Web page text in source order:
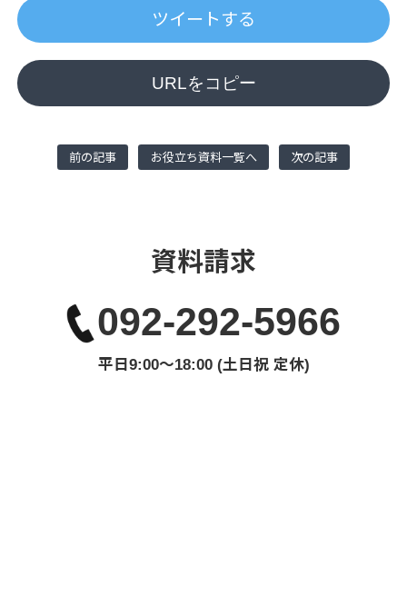
ツイートする
URLをコピー
前の記事 お役立ち資料一覧へ 次の記事
資料請求
092-292-5966
平日9:00〜18:00 (土日祝 定休)